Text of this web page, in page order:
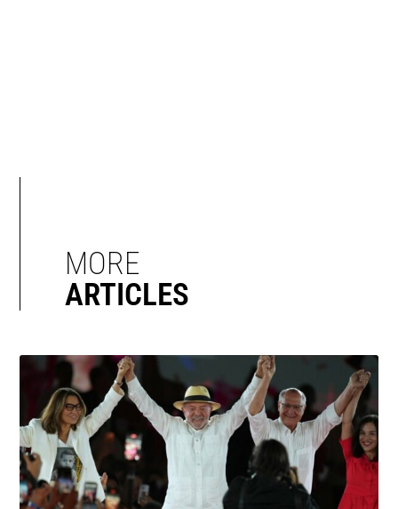
MORE
ARTICLES